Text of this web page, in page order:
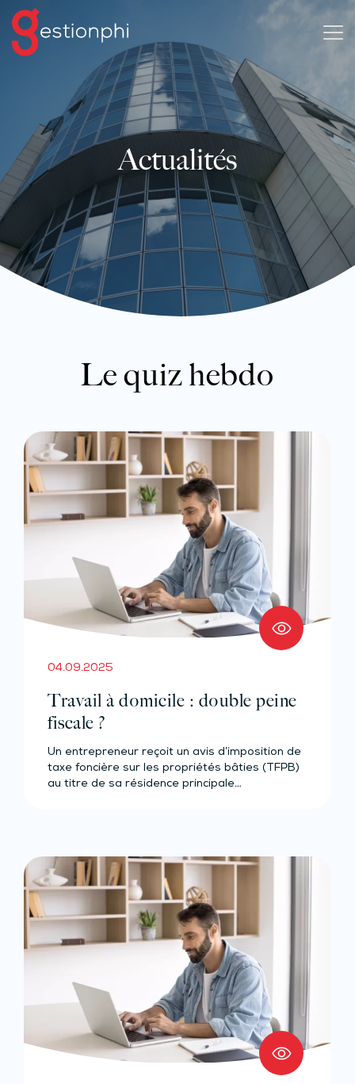
Actualités
Le quiz hebdo
04.09.2025
Travail à domicile : double peine
fiscale ?
Un entrepreneur reçoit un avis d’imposition de
taxe foncière sur les propriétés bâties (TFPB)
au titre de sa résidence principale…